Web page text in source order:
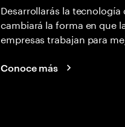
Desarrollarás la tecnología
cambiará la forma en que
empresas trabajan para
Conoce más